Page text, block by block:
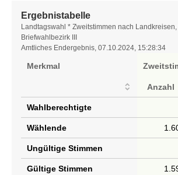
Ergebnistabelle
Ergebnistabelle
Landtagswahl * Zweitstimmen nach
Briefwahlbezirk III
Amtliches Endergebnis, 07.10.2024, 15:28:34
Merkmal
Anzahl
Wahlberechtigte
Wählende
Ungültige Stimmen
Gültige Stimmen